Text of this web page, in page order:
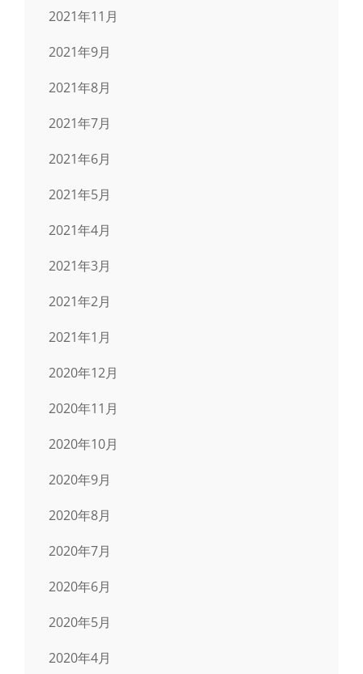
2021年11月
2021年9月
2021年8月
2021年7月
2021年6月
2021年5月
2021年4月
2021年3月
2021年2月
2021年1月
2020年12月
2020年11月
2020年10月
2020年9月
2020年8月
2020年7月
2020年6月
2020年5月
2020年4月